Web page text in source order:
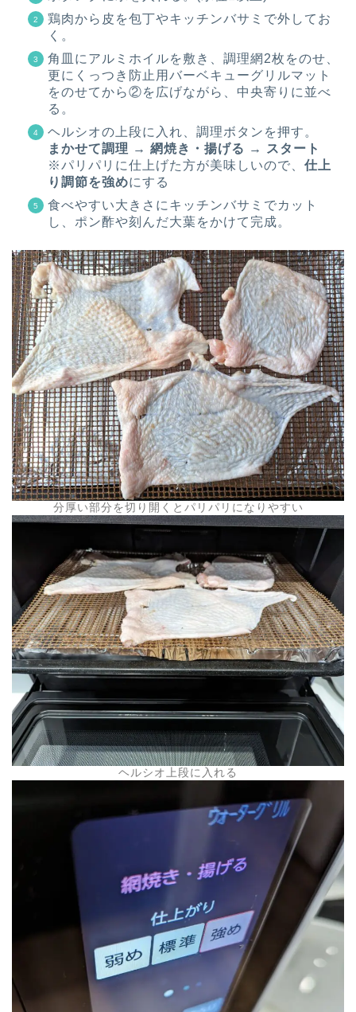
鶏肉から皮を包丁やキッチンバサミで外してお
く。
角皿にアルミホイルを敷き、調理網2枚をのせ、
更にくっつき防止用バーベキューグリルマット
をのせてから②を広げながら、中央寄りに並べ
る。
ヘルシオの上段に入れ、調理ボタンを押す。
まかせて調理 → 網焼き・揚げる → スタート
※パリパリに仕上げた方が美味しいので、 仕上
り調節を強めにする
食べやすい大きさにキッチンバサミでカット
し、ポン酢や刻んだ大葉をかけて完成。
分厚い部分を切り開くとパリパリになりやすい
ヘルシオ上段に入れる